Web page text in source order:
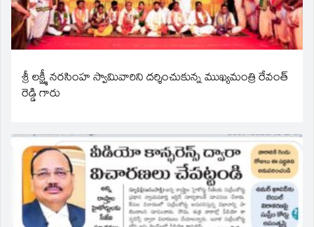
శ్రీ లక్ష్మీ నరసింహ స్వామివారిని దర్శించుకున్న ముఖ్యమంత్రి రేవంత్
రెడ్డి గారు